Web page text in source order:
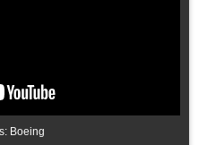
Boeing